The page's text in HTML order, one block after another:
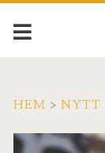
HEM >NYTT